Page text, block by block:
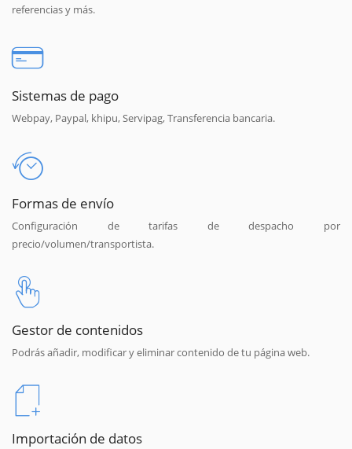
referencias y más.
Sistemas de pago
Webpay, Paypal, khipu, Servipag, Transferencia bancaria.
Formas de envío
Configuración de tarifas de despacho por
precio/volumen/transportista.
Gestor de contenidos
Podrás añadir, modificar y eliminar contenido de tu página web.
Importación de datos